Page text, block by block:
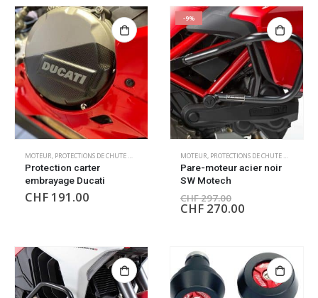
MOTEUR, PROTECTIONS DE CHUTE MOTEUR
Protection carter
embrayage Ducati
CHF 191.00
-9%
MOTEUR, PROTECTIONS DE CHUTE MOTEUR
Pare-moteur acier noir
SW Motech
CHF297.00
CHF 270.00